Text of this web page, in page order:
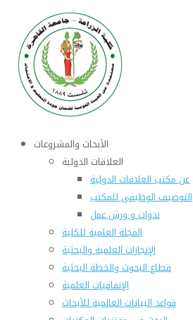
الأبحاث والمشروعات
العلاقات الدولية
عن مكتب العلاقات الدولية
التوصيف الوظيفى للمكتب
ندوات و ورش عمل
المجلة العلمية للكلية
الإنجازات العلمية والبحثية
قطاع البحوث والخطة البحثية
الإتفاقيات العلمية
قواعد البيانات العالمية للأبحاث